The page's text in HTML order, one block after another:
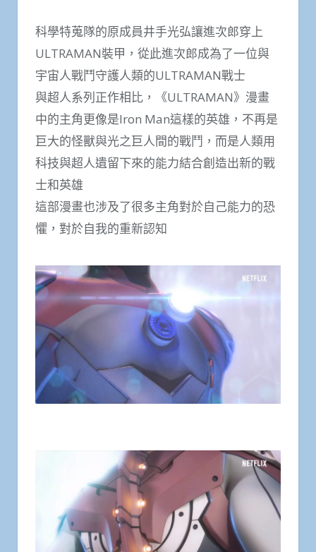
科學特蒐隊的原成員井手光弘讓進次郎穿上
ULTRAMAN裝甲，從此進次郎成為了一位與
宇宙人戰鬥守護人類的ULTRAMAN戰士
與超人系列正作相比，《ULTRAMAN》漫畫
中的主角更像是Iron Man這樣的英雄，不再是
巨大的怪獸與光之巨人間的戰鬥，而是人類用
科技與超人遺留下來的能力結合創造出新的戰
士和英雄
這部漫畫也涉及了很多主角對於自己能力的恐
懼，對於自我的重新認知